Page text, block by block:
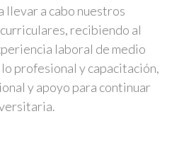
llevar a cabo nuestros
recibiendo al
laboral de medio
profesional y capacitación,
y apoyo para continuar